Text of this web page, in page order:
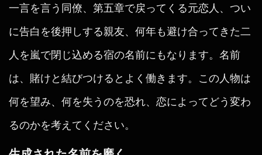
一言を言う同僚、第五章で戻ってくる元恋人、つい
に告白を後押しする親友、何年も避け合ってきた二
人を嵐で閉じ込める宿の名前にもなります。名前
は、賭けと結びつけるとよく働きます。この人物は
何を望み、何を失うのを恐れ、恋によってどう変わ
るのかを考えてください。